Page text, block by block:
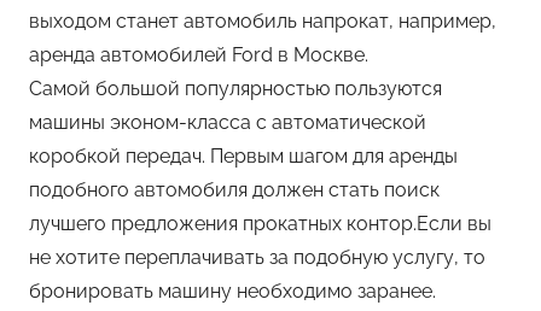
выходом станет автомобиль напрокат, например,
аренда автомобилей Ford в Москве.
Самой большой популярностью пользуются
машины эконом-класса с автоматической
коробкой передач. Первым шагом для аренды
подобного автомобиля должен стать поиск
лучшего предложения прокатных контор.Если вы
не хотите переплачивать за подобную услугу, то
бронировать машину необходимо заранее.